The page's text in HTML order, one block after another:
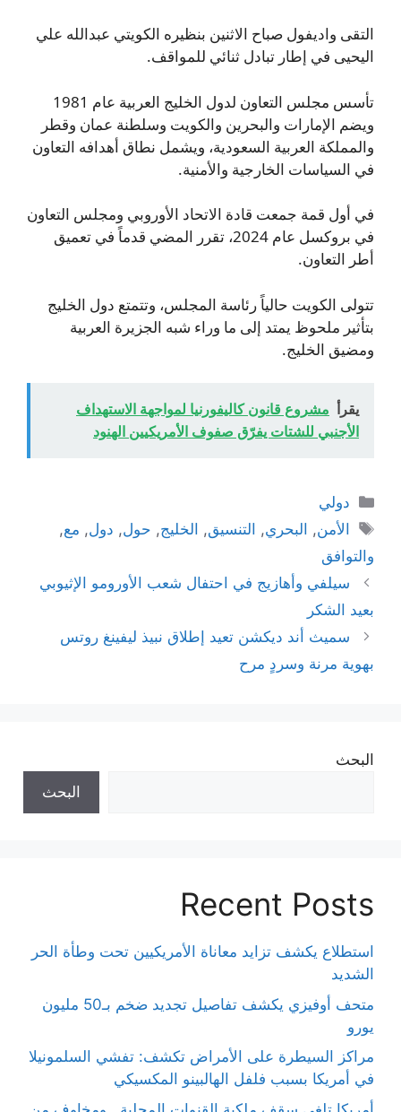
التقى واديفول صباح الاثنين بنظيره الكويتي عبدالله علي
اليحيى في إطار تبادل ثنائي للمواقف.
تأسس مجلس التعاون لدول الخليج العربية عام 1981
ويضم الإمارات والبحرين والكويت وسلطنة عمان وقطر
والمملكة العربية السعودية، ويشمل نطاق أهدافه التعاون
في السياسات الخارجية والأمنية.
في أول قمة جمعت قادة الاتحاد الأوروبي ومجلس التعاون
في بروكسل عام 2024، تقرر المضي قدماً في تعميق
أطر التعاون.
تتولى الكويت حالياً رئاسة المجلس، وتتمتع دول الخليج
بتأثير ملحوظ يمتد إلى ما وراء شبه الجزيرة العربية
ومضيق الخليج.
يقرأ مشروع قانون كاليفورنيا لمواجهة الاستهداف
الأجنبي للشتات يفرّق صفوف الأمريكيين الهنود
التصنيفات
دولي
الوسوم
الأمن, البحري, التنسيق, الخليج, حول, دول, مع,
والتوافق
سيلفي وأهازيج في احتفال شعب الأورومو الإثيوبي
بعيد الشكر
سميث أند ديكشن تعيد إطلاق نبيذ ليفينغ روتس
بهوية مرنة وسردٍ مرح
البحث
البحث
Recent Posts
استطلاع يكشف تزايد معاناة الأمريكيين تحت وطأة الحر
الشديد
متحف أوفيزي يكشف تفاصيل تجديد ضخم بـ50 مليون
يورو
مراكز السيطرة على الأمراض تكشف: تفشي السلمونيلا
في أمريكا بسبب فلفل الهالبينو المكسيكي